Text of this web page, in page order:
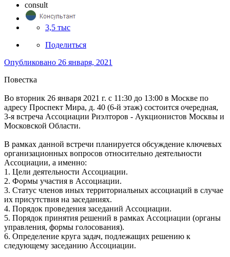
consult
3,5 тыс
Поделиться
Опубликовано 26 января, 2021
Повестка
Во вторник 26 января 2021 г. с 11:30 до 13:00 в Москве по
адресу Проспект Мира, д. 40 (6-й этаж) состоится очередная,
3-я встреча Ассоциации Риэлторов - Аукционистов Москвы и
Московской Области.
В рамках данной встречи планируется обсуждение ключевых
организационных вопросов относительно деятельности
Ассоциации, а именно:
1. Цели деятельности Ассоциации.
2. Формы участия в Ассоциации.
3. Статус членов иных территориальных ассоциаций в случае
их присутствия на заседаниях.
4. Порядок проведения заседаний Ассоциации.
5. Порядок принятия решений в рамках Ассоциации (органы
управления, формы голосования).
6. Определение круга задач, подлежащих решению к
следующему заседанию Ассоциации.